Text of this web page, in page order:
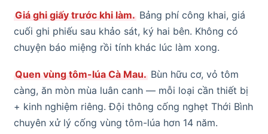
Giá ghi giấy trước khi làm. Bảng phí công khai, giá
cuối ghi phiếu sau khảo sát, ký hai bên. Không có
chuyện báo miệng rồi tính khác lúc làm xong.
Quen vùng tôm-lúa Cà Mau. Bùn hữu cơ, vỏ tôm
càng, ăn mòn mùa luân canh — mỗi loại cần thiết bị
+ kinh nghiệm riêng. Đội thông cống nghẹt Thới Bình
chuyên xử lý cống vùng tôm-lúa hơn 14 năm.